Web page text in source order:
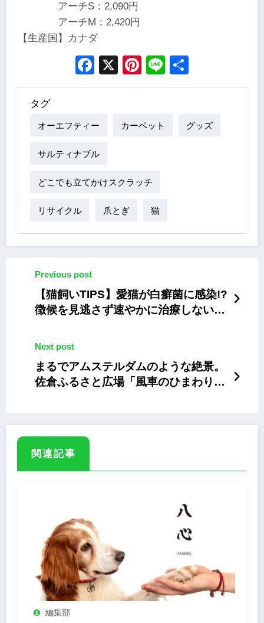
アーチS：2,090円
アーチM：2,420円
【生産国】カナダ
Facebook
X Pinterest
Line
タグ
オーエフティー カーペット グッズ
サルティナブル
どこでも立てかけスクラッチ
リサイクル 爪とぎ 猫
Previous post
【猫飼いTIPS】愛猫が白癬菌に感染!?
徴候を見逃さず速やかに治療しないと
Next post
まるでアムステルダムのような絶景。
佐倉ふるさと広場「風車のひまわりガ
関連記事
編集部